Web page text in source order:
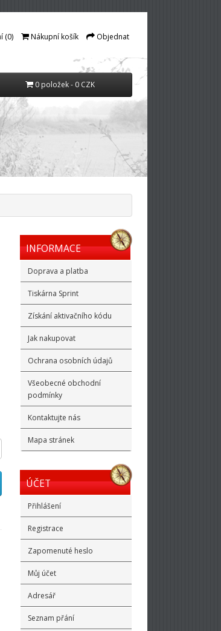
(0) Nákupní košík Objednat
0 položek - 0 CZK
INFORMACE
Doprava a platba
Tiskárna Sprint
Získání aktivačního kódu
Jak nakupovat
Ochrana osobních údajů
Všeobecné obchodní
podmínky
Kontaktujte nás
Mapa stránek
ÚČET
Přihlášení
Registrace
Zapomenuté heslo
Můj účet
Adresář
Seznam přání